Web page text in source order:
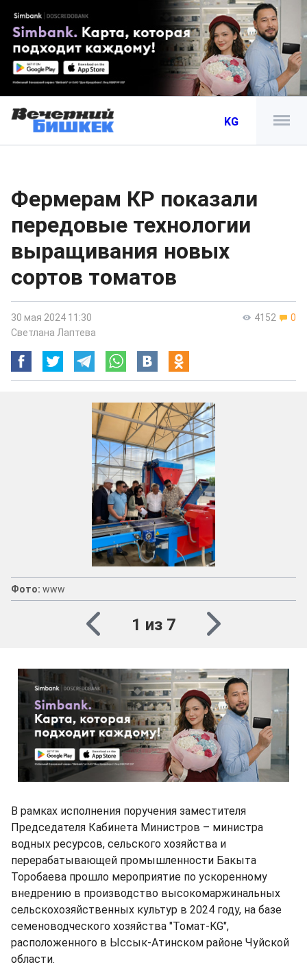
KG
Фермерам КР показали
передовые технологии
выращивания новых
сортов томатов
4152 0
30 мая 2024 11:30
Светлана Лаптева
Фото: www
1 из 7
В рамках исполнения поручения заместителя
Председателя Кабинета Министров – министра
водных ресурсов, сельского хозяйства и
перерабатывающей промышленности Бакыта
Торобаева прошло мероприятие по ускоренному
внедрению в производство высокомаржинальных
сельскохозяйственных культур в 2024 году, на базе
семеноводческого хозяйства "Томат-KG",
расположенного в Ысcык-Атинском районе Чуйской
области.